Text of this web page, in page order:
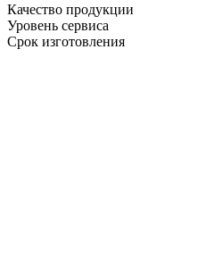
Качество продукции
Уровень сервиса
Срок изготовления